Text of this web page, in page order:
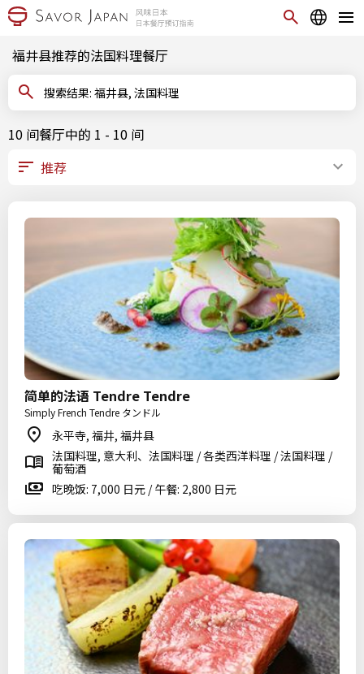
福井县推荐的法国料理餐厅
搜索结果: 福井县, 法国料理
10 间餐厅中的 1 - 10 间
简单的法语 Tendre Tendre
Simply French Tendre タンドル
永平寺, 福井, 福井县
法国料理, 意大利、法国料理 / 各类西洋料理 / 法国料理 /
葡萄酒
吃晚饭: 7,000 日元 / 午餐: 2,800 日元